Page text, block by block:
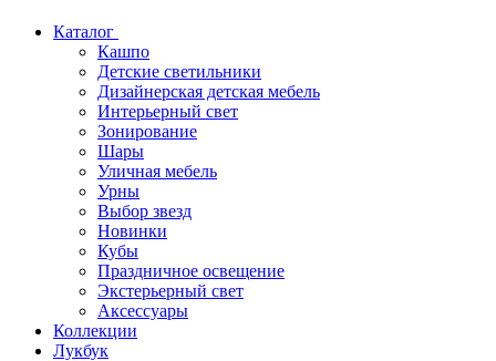
Каталог
Кашпо
Детские светильники
Дизайнерская детская мебель
Интерьерный свет
Зонирование
Шары
Уличная мебель
Урны
Выбор звезд
Новинки
Кубы
Праздничное освещение
Экстерьерный свет
Аксессуары
Коллекции
Лукбук